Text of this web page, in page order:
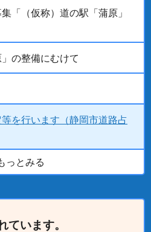
「（仮称）道の駅「蒲原」
」の整備にむけて
を行います（静岡市道路占
っとみる
ています。